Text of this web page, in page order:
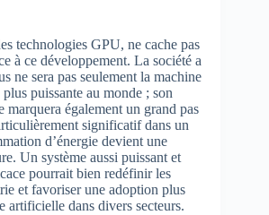
technologies GPU, ne cache pas
à ce développement. La société a
ne sera pas seulement la machine
puissante au monde ; son
marquera également un grand pas
significatif dans un
d’énergie devient une
Un système aussi puissant et
pourrait bien redéfinir les
et favoriser une adoption plus
artificielle dans divers secteurs.